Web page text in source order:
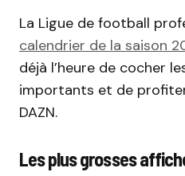
La Ligue de football
calendrier de la saison
déjà l’heure de cocher
importants et de
DAZN.
Les plus grosses